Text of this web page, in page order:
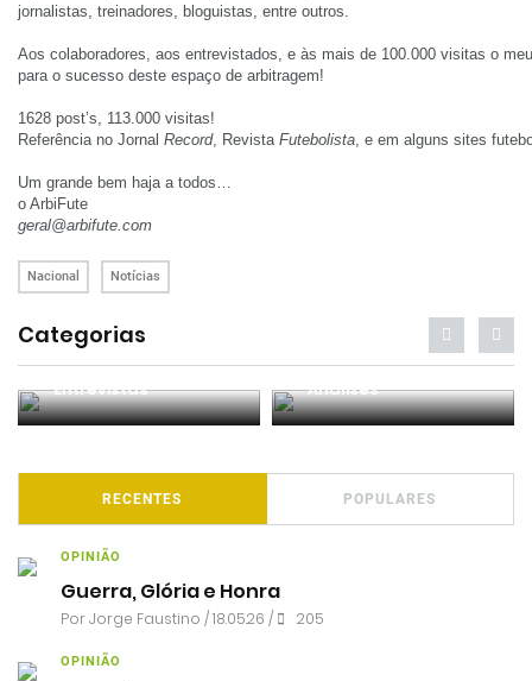
jornalistas, treinadores, bloguistas, entre outros.
Aos colaboradores, aos entrevistados, e às mais de 100.000 visitas o
para o sucesso deste espaço de arbitragem!
1628 post’s, 113.000 visitas!
Referência no Jornal Record, RevistaFutebolista, e em alguns sites
Um grande bem haja a todos…
o ArbiFute
geral@arbifute.com
Nacional Notícias
Categorias
Entrevistas Análises
RECENTES POPULARES
OPINIÃO
Guerra, Glória e Honra
PorJorge Faustino / 18.05.26 / 205
OPINIÃO